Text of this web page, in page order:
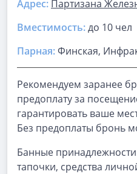
Адрес: Партизана
Вместимость:до 10 чел
Парная:Финская,
Рекомендуем заранее
предоплату за
гарантировать ваше
Без предоплаты бронь
Банные
тапочки, средства